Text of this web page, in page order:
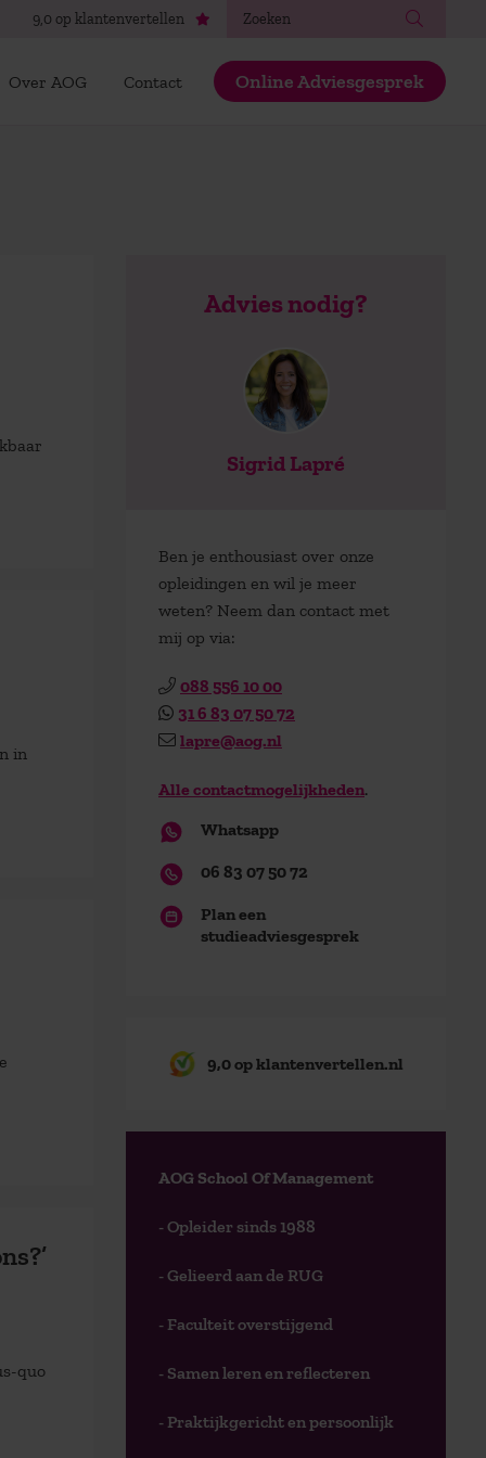
9,0 op klantenvertellen
Over AOG Contact Online Adviesgesprek
in
quo
Advies nodig?
Sigrid Lapré
Ben je enthousiast over onze
opleidingen en wil je meer
weten? Neem dan contact met
mij op via:
088 556 10 00
31 6 83 07 50 72
lapre@aog.nl
Alle contactmogelijkheden.
Whatsapp
06 83 07 50 72
Plan een
studieadviesgesprek
9,0 op klantenvertellen.nl
AOG School Of Management
- Opleider sinds 1988
- Gelieerd aan de RUG
- Faculteit overstijgend
- Samen leren en reflecteren
- Praktijkgericht en persoonlijk